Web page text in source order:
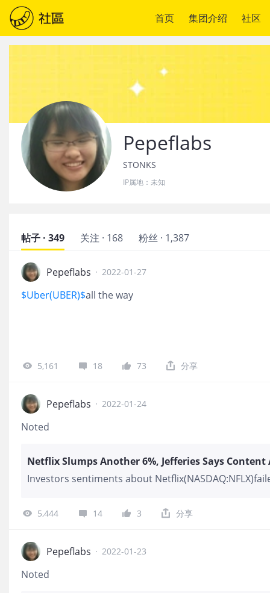
首页 集团介绍 社区
Pepeflabs
STONKS
IP属地： 未知
帖子 · 349 关注 · 168 粉丝 · 1,387
Pepeflabs · 2022-01-27
$Uber(UBER)$all the way
5,161 18 73 分享
Pepeflabs · 2022-01-24
Noted
Investors sentiments about
5,444 14 3 分享
Pepeflabs · 2022-01-23
Noted